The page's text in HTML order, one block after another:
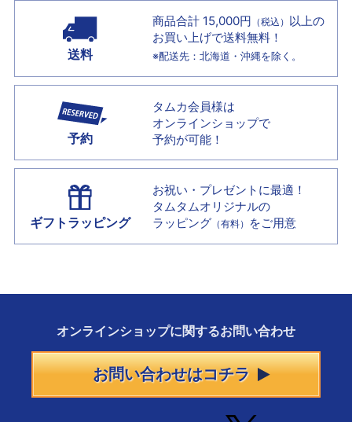
送料
商品合計 15,000円 （税込） 以上の
お買い上げで送料無料！
※配送先：北海道・沖縄を除く。
予約
タムカ会員様は
オンラインショップで
予約が可能！
ギフトラッピング
お祝い・プレゼントに最適！
タムタムオリジナルの
ラッピング （有料） をご用意
オンラインショップに関するお問い合わせ
お問い合わせはコチラ